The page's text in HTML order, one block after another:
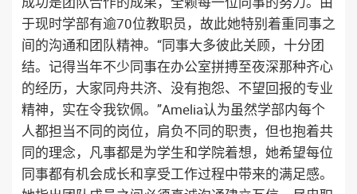
于现时学部有逾70位教职员，故此她特别着重同事之
间的沟通和团队精神。“同事大多彼此关顾，十分团
结。记得当年不少同事在办公室拼搏至夜深那种齐心
的经历，大家同舟共济、没有抱怨、不望回报的专业
精神，实在令我钦佩。”Amelia认为虽然学部内每个
人都担当不同的岗位，肩负不同的职责，但也抱着共
同的理念，凡事都是为学生和学院着想，她希望每位
同事都有机会成长和享受工作过程中带来的满足感。